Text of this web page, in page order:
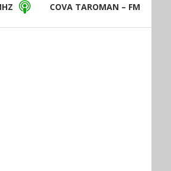
COVA TAROMAN – FM94.5MHZ